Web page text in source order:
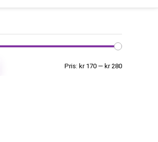
Pris: kr 170 — kr 280